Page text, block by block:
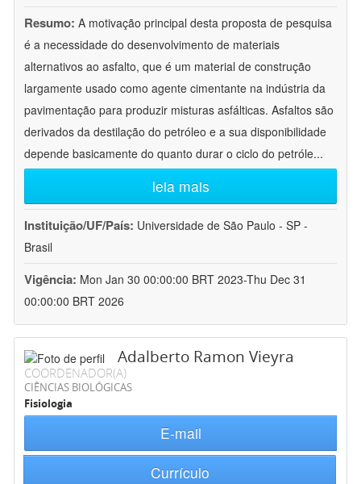
Resumo: A motivação principal desta proposta de pesquisa
é a necessidade do desenvolvimento de materiais
alternativos ao asfalto, que é um material de construção
largamente usado como agente cimentante na indústria da
pavimentação para produzir misturas asfálticas. Asfaltos são
derivados da destilação do petróleo e a sua disponibilidade
depende basicamente do quanto durar o ciclo do petróle...
leia mais
Instituição/UF/País: Universidade de São Paulo - SP -
Brasil
Vigência: Mon Jan 30 00:00:00 BRT 2023-Thu Dec 31
00:00:00 BRT 2026
Adalberto Ramon Vieyra
COORDENADOR(A)
CIÊNCIAS BIOLÓGICAS
Fisiologia
E-mail
Currículo